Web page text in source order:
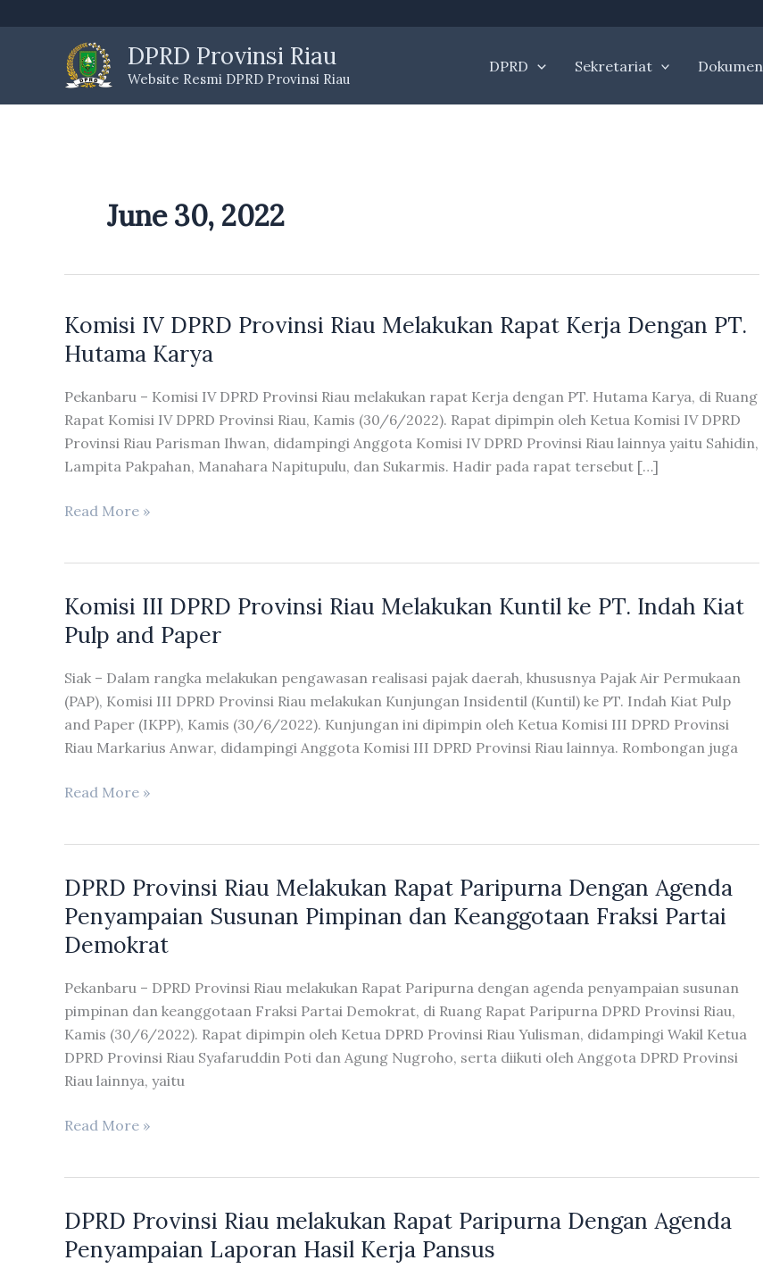
DPRD Provinsi Riau
Website Resmi DPRD Provinsi Riau
DPRD Sekretariat Dokumen
June 30, 2022
Komisi IV DPRD Provinsi Riau Melakukan Rapat Kerja Dengan PT.
Hutama Karya
Pekanbaru – Komisi IV DPRD Provinsi Riau melakukan rapat Kerja dengan PT. Hutama Karya, di Ruang
Rapat Komisi IV DPRD Provinsi Riau, Kamis (30/6/2022). Rapat dipimpin oleh Ketua Komisi IV DPRD
Provinsi Riau Parisman Ihwan, didampingi Anggota Komisi IV DPRD Provinsi Riau lainnya yaitu Sahidin,
Lampita Pakpahan, Manahara Napitupulu, dan Sukarmis. Hadir pada rapat tersebut […]
Komisi
Riau
Melakukan
Rapat
Kerja
Dengan
PT.
Hutama
Read More »
Komisi III DPRD Provinsi Riau Melakukan Kuntil ke PT. Indah Kiat
Pulp and Paper
Siak – Dalam rangka melakukan pengawasan realisasi pajak daerah, khususnya Pajak Air Permukaan
(PAP), Komisi III DPRD Provinsi Riau melakukan Kunjungan Insidentil (Kuntil) ke PT. Indah Kiat Pulp
and Paper (IKPP), Kamis (30/6/2022). Kunjungan ini dipimpin oleh Ketua Komisi III DPRD Provinsi
Riau Markarius Anwar, didampingi Anggota Komisi III DPRD Provinsi Riau lainnya. Rombongan juga
Komisi
Riau
Melakukan
ke
Kiat
Read More »
DPRD Provinsi Riau Melakukan Rapat Paripurna Dengan Agenda
Penyampaian Susunan Pimpinan dan Keanggotaan Fraksi Partai
Demokrat
Pekanbaru – DPRD Provinsi Riau melakukan Rapat Paripurna dengan agenda penyampaian susunan
pimpinan dan keanggotaan Fraksi Partai Demokrat, di Ruang Rapat Paripurna DPRD Provinsi Riau,
Kamis (30/6/2022). Rapat dipimpin oleh Ketua DPRD Provinsi Riau Yulisman, didampingi Wakil Ketua
DPRD Provinsi Riau Syafaruddin Poti dan Agung Nugroho, serta diikuti oleh Anggota DPRD Provinsi
Riau lainnya, yaitu
DPRD
Rapat
Paripurna
Dengan
Read More »
DPRD Provinsi Riau melakukan Rapat Paripurna Dengan Agenda
Penyampaian Laporan Hasil Kerja Pansus